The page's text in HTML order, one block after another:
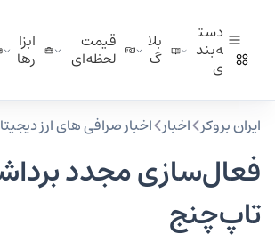
دست
ه‌بند
ی
بلا
گ
قیمت
لحظه‌ای
ابزا
ر‌ها
ایران بروکر اخبار اخبار صرافی‌ های ارز
فعال‌سازی مجدد
تاپ‌چنج